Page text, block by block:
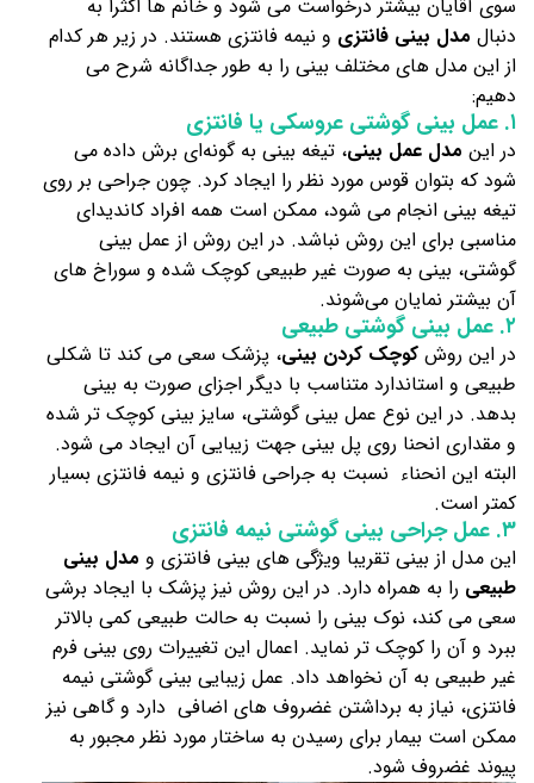
سوی آقایان بیشتر درخواست می شود و خانم ها اکثراً به
دنبال مدل بینی فانتزی و نیمه فانتزی هستند. در زیر هر کدام
از این مدل های مختلف بینی را به طور جداگانه شرح می
دهیم:
۱. عمل بینی گوشتی عروسکی یا فانتزی
در این مدل عمل بینی، تیغه بینی به گونه‌ای برش داده می‌
شود که بتوان قوس مورد نظر را ایجاد کرد. چون جراحی بر روی
تیغه بینی انجام می شود، ممکن است همه افراد کاندیدای
مناسبی برای این روش نباشد. در این روش از عمل بینی
گوشتی، بینی به صورت غیر طبیعی کوچک شده و سوراخ های
آن بیشتر نمایان می‌شوند.
۲. عمل بینی گوشتی طبیعی
در این روش کوچک کردن بینی، پزشک سعی می کند تا شکلی
طبیعی و استاندارد متناسب با دیگر اجزای صورت به بینی
بدهد. در این نوع عمل بینی گوشتی، سایز بینی کوچک تر شده
و مقداری انحنا روی پل بینی جهت زیبایی آن ایجاد می شود.
البته این انحناء نسبت به جراحی فانتزی و نیمه فانتزی بسیار
کمتر است.
۳. عمل جراحی بینی گوشتی نیمه فانتزی
این مدل از بینی تقریبا ویژگی های بینی فانتزی و مدل بینی
طبیعی را به همراه دارد. در این روش نیز پزشک با ایجاد برشی
سعی می‌ کند، نوک بینی را نسبت به حالت طبیعی کمی بالاتر
ببرد و آن را کوچک تر نماید. اعمال این تغییرات روی بینی فرم
غیر طبیعی به آن نخواهد داد. عمل زیبایی بینی گوشتی نیمه
فانتزی، نیاز به برداشتن غضروف های اضافی دارد و گاهی نیز
ممکن است بیمار برای رسیدن به ساختار مورد نظر مجبور به
پیوند غضروف شود.